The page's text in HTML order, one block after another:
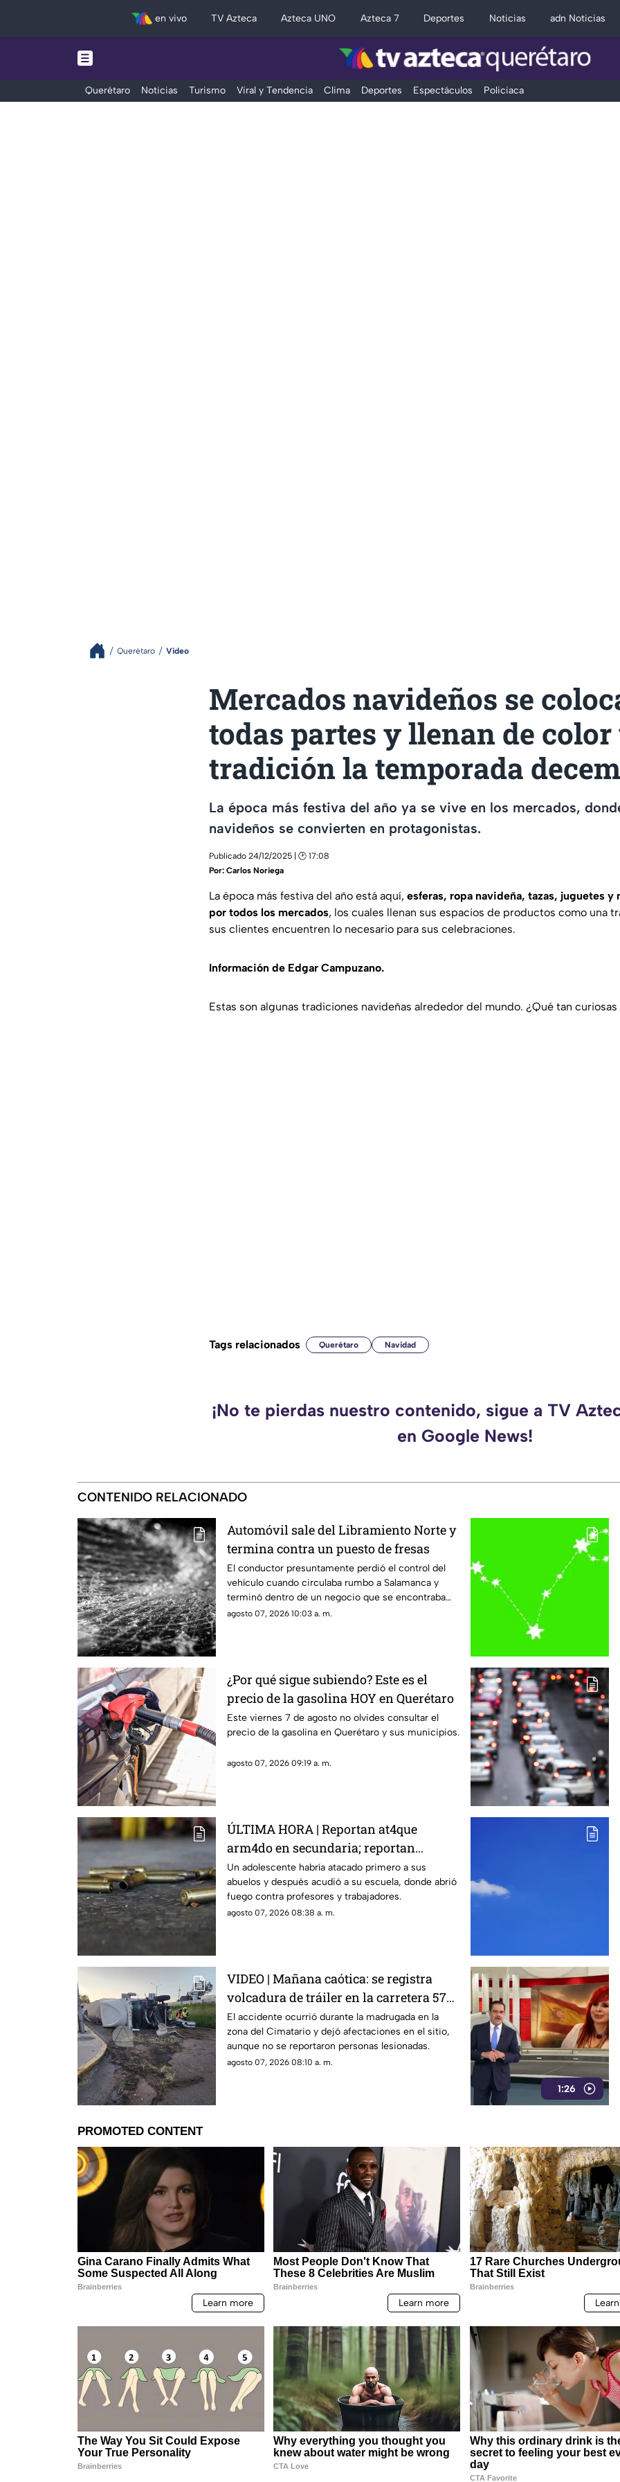
en vivo TV Azteca Azteca UNO Azteca 7 Deportes Noticias adn Noticias
Querétaro Noticias Turismo Viral y Tendencia Clima Deportes Espectáculos Policiaca
Querétaro Video
Mercados navideños se
todas partes y llenan de
tradición la temporada
La época más festiva del año ya se vive en los mercados,
navideños se convierten en protagonistas.
Publicado 24/12/2025 | 🕑 17:08
Por: Carlos Noriega
La época más festiva del año está aquí, esferas, ropa navideña, tazas, juguetes y
por todos los mercados, los cuales llenan sus espacios de productos como una
sus clientes encuentren lo necesario para sus celebraciones.
Información de Edgar Campuzano.
Estas son algunas tradiciones navideñas alrededor del mundo. ¿Qué tan curiosas
Tags relacionados Querétaro Navidad
¡No te pierdas nuestro contenido, sigue a TV
en Google News!
CONTENIDO RELACIONADO
Automóvil sale del Libramiento Norte y
termina contra un puesto de fresas
El conductor presuntamente perdió el control del
vehículo cuando circulaba rumbo a Salamanca y
terminó dentro de un negocio que se encontraba
abierto.
agosto 07, 2026 10:03 a. m.
¿Por qué sigue subiendo? Este es el
precio de la gasolina HOY en Querétaro
Este viernes 7 de agosto no olvides consultar el
precio de la gasolina en Querétaro y sus municipios.
agosto 07, 2026 09:19 a. m.
ÚLTIMA HORA | Reportan at4que
arm4do en secundaria; reportan
mu3rtos y decenas de heridos (+VIDEO
DELICADO)
Un adolescente habría atacado primero a sus
abuelos y después acudió a su escuela, donde abrió
fuego contra profesores y trabajadores.
agosto 07, 2026 08:38 a. m.
VIDEO | Mañana caótica: se registra
volcadura de tráiler en la carretera 57
rumbo a Celaya
El accidente ocurrió durante la madrugada en la
zona del Cimatario y dejó afectaciones en el sitio,
aunque no se reportaron personas lesionadas.
agosto 07, 2026 08:10 a. m.
1:26